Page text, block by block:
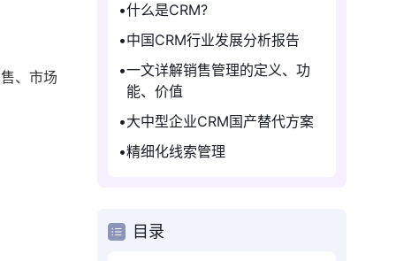
、市场
什么是CRM?
中国CRM行业发展分析报告
一文详解销售管理的定义、功
能、价值
大中型企业CRM国产替代方案
精细化线索管理
目录